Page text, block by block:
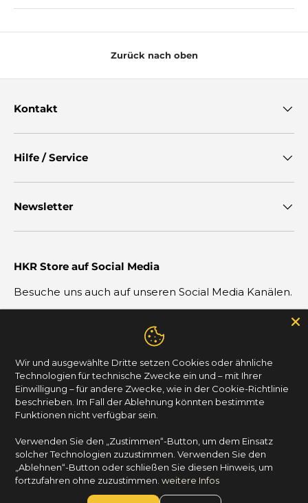
Zurück nach oben
Kontakt
Hilfe / Service
Newsletter
HKR Store auf Social Media
Besuche uns auch auf unseren Social Media Kanälen.
© 2026HKR Store . Powered by HKR Entertainment GmbH
zzgl.Versandkosten. Die angegebenen Preise sind
Online-Preise, Ladenpreise vor Ort können
abweichen. Nur solange der Vorrat reicht.
Liefergebiet ist Deutschland. Produktabbildungen
Wir und ausgewählte Dritte setzen Cookies oder ähnliche
Technologien für technische Zwecke ein und – mit Ihrer
Einwilligung – für andere Zwecke, wie in der Cookie-Richtlinie
beschrieben. Im Fall der Ablehnung könnten bestimmte
Funktionen nicht verfügbar sein.
Verwenden Sie den „Zustimmen“-Button, um dem Einsatz
solcher Technologien zuzustimmen. Verwenden Sie den
„Ablehnen“-Button oder schließen Sie diesen Hinweis, um
fortzufahren ohne zuzustimmen. weitere Infos